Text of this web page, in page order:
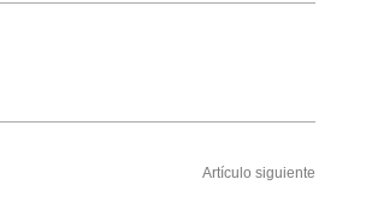
Artículo siguiente